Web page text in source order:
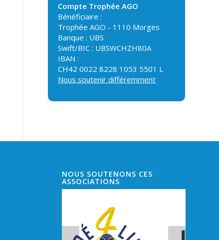
Compte Trophée AGO
Bénéficiaire :
Trophée AGO - 1110 Morges
Banque : UBS
Swift/BIC : UBSWCHZH80A
IBAN :
CH42 0022 8228 1053 5501 L
Nous soutenir différemment
NOUS SOUTENONS CES
ASSOCIATIONS